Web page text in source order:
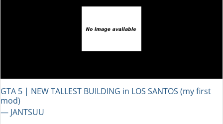
GTA 5 | NEW TALLEST BUILDING in LOS SANTOS (my first
mod)
― JANTSUU